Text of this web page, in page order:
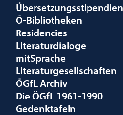
Übersetzungsstipendien
Ö-Bibliotheken
Residencies
Literaturdialoge
mitSprache
Literaturgesellschaften
ÖGfL Archiv
Die ÖGfL 1961-1990
Gedenktafeln